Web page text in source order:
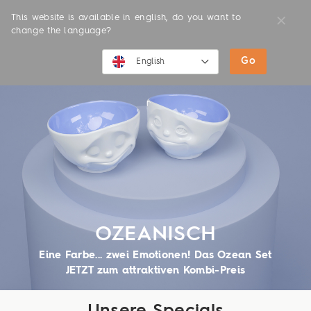
This website is available in english, do you want to
change the language?
English
English
Deutsch
Go
OZEANISCH
Eine Farbe... zwei Emotionen! Das Ozean Set
JETZT zum attraktiven Kombi-Preis